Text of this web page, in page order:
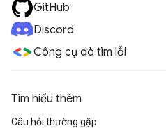
GitHub
Discord
Công cụ dò tìm lỗi
Tìm hiểu thêm
Câu hỏi thường gặp